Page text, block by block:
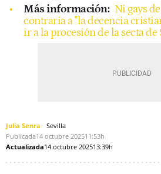
Más información: Ni gays
contraria a "la decencia
ir a la procesión de la secta de
Julia Senra
Sevilla
Publicada14 octubre 202511:53h
Actualizada14 octubre 202513:39h